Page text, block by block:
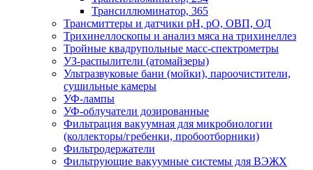
Трансиллюминатор, 365
Трансмиттеры и датчики рН, рО, ОВП, ОД
Трихинеллоскопы и анализ мяса на трихинеллез
Тройные квадрупольные масс-спектрометры
УЗ-распылители (атомайзеры)
Ультразвуковые бани (мойки), пароочистители,
сушильные камеры
УФ-лампы
УФ-облучатели дозированные
Фильтрация вакуумная для микробиологии
(коллекторы/гребенки, пробоотборники)
Фильтродержатели
Фильтрующие вакуумные системы для ВЭЖХ